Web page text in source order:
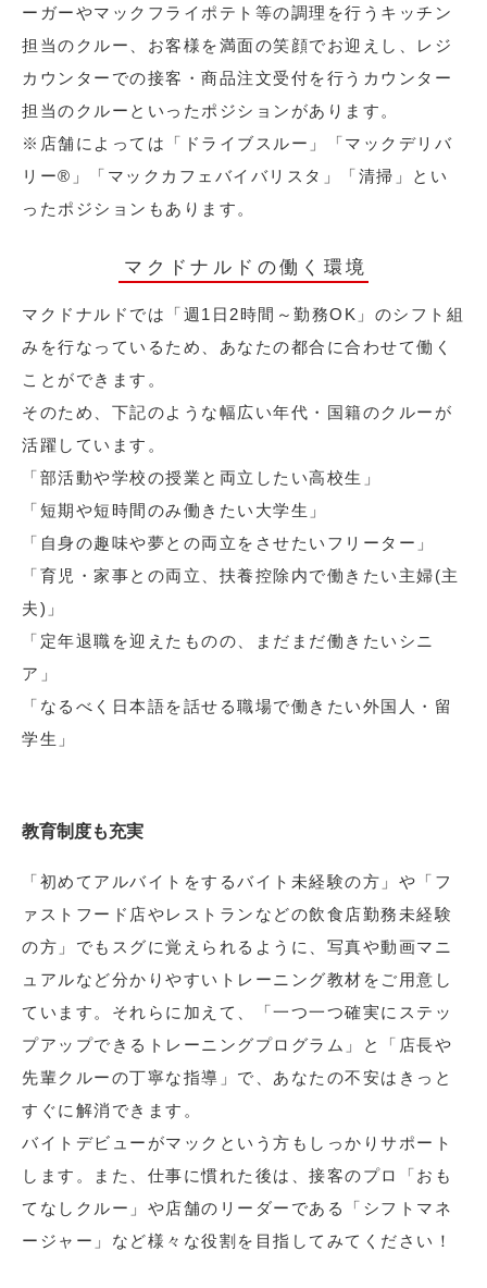
ーガーやマックフライポテト等の調理を行うキッチン
担当のクルー、お客様を満面の笑顔でお迎えし、レジ
カウンターでの接客・商品注文受付を行うカウンター
担当のクルーといったポジションがあります。
※店舗によっては「ドライブスルー」「マックデリバ
リー®︎」「マックカフェバイバリスタ」「清掃」とい
ったポジションもあります。
マクドナルドの働く環境
マクドナルドでは「週1日2時間～勤務OK」のシフト組
みを行なっているため、あなたの都合に合わせて働く
ことができます。
そのため、下記のような幅広い年代・国籍のクルーが
活躍しています。
「部活動や学校の授業と両立したい高校生」
「短期や短時間のみ働きたい大学生」
「自身の趣味や夢との両立をさせたいフリーター」
「育児・家事との両立、扶養控除内で働きたい主婦(主
夫)」
「定年退職を迎えたものの、まだまだ働きたいシニ
ア」
「なるべく日本語を話せる職場で働きたい外国人・留
学生」
教育制度も充実
「初めてアルバイトをするバイト未経験の方」や「フ
ァストフード店やレストランなどの飲食店勤務未経験
の方」でもスグに覚えられるように、写真や動画マニ
ュアルなど分かりやすいトレーニング教材をご用意し
ています。それらに加えて、「一つ一つ確実にステッ
プアップできるトレーニングプログラム」と「店長や
先輩クルーの丁寧な指導」で、あなたの不安はきっと
すぐに解消できます。
バイトデビューがマックという方もしっかりサポート
します。また、仕事に慣れた後は、接客のプロ「おも
てなしクルー」や店舗のリーダーである「シフトマネ
ージャー」など様々な役割を目指してみてください！